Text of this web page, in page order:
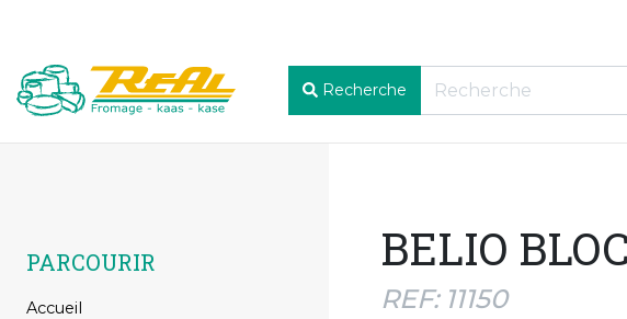
Recherche
PARCOURIR
Accueil
BELIO
REF: 11150